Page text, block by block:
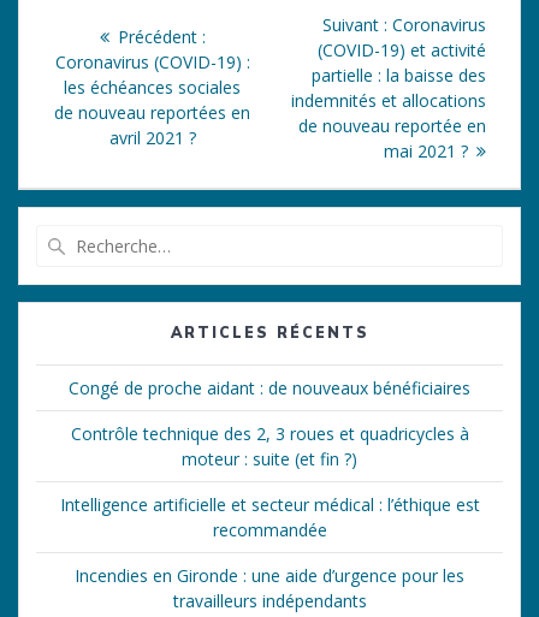
de
l’article
Précédent :Article
précédent
:
Coronavirus (COVID-19) :
les échéances sociales
de nouveau reportées en
avril 2021 ?
Suivant : Article
suivant
:
Coronavirus
(COVID-19) et activité
partielle : la baisse des
indemnités et allocations
de nouveau reportée en
mai 2021 ?
:
ARTICLES RÉCENTS
Congé de proche aidant : de nouveaux bénéficiaires
Contrôle technique des 2, 3 roues et quadricycles à
moteur : suite (et fin ?)
Intelligence artificielle et secteur médical : l’éthique est
recommandée
Incendies en Gironde : une aide d’urgence pour les
travailleurs indépendants